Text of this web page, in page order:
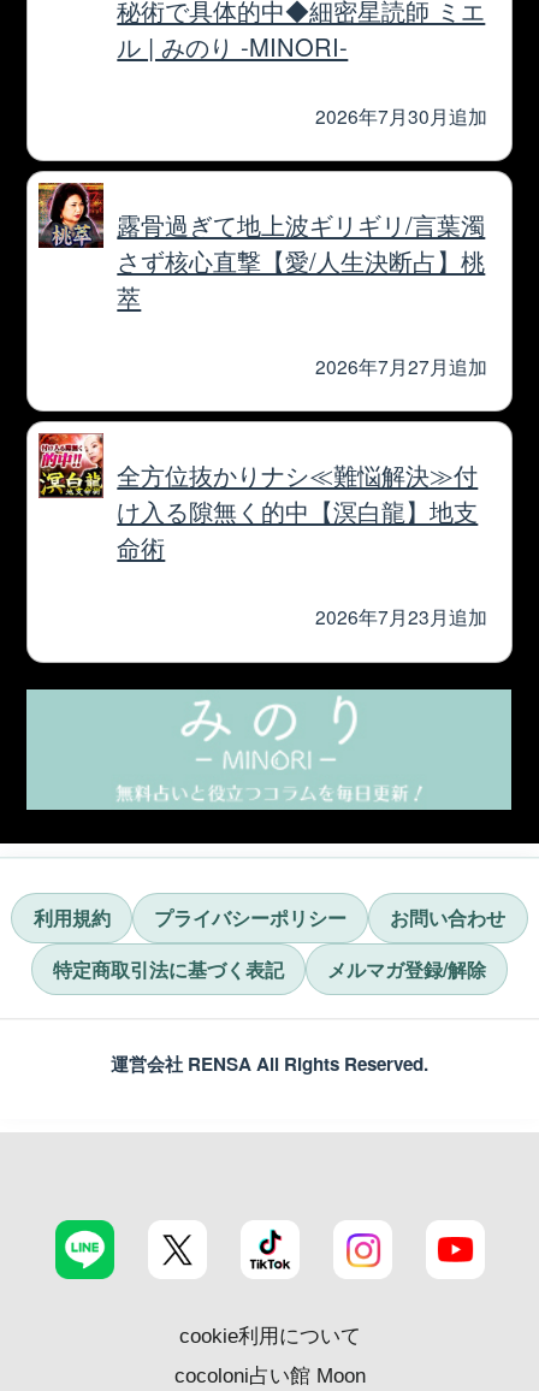
特定商取引法に基づく表記
メルマガ登録/解除
cookie利用について
cocoloni占い館 Moon
人気の占いを集めた占いポータルサイト
© cocoloni, Inc. All Rights Reserved.